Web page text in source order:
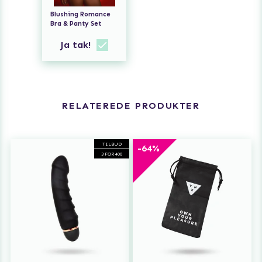
Blushing Romance
Bra & Panty Set
Ja tak!
RELATEREDE PRODUKTER
TILBUD
3 FOR 400
-64%